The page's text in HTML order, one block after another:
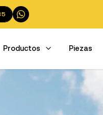
Productos Piezas